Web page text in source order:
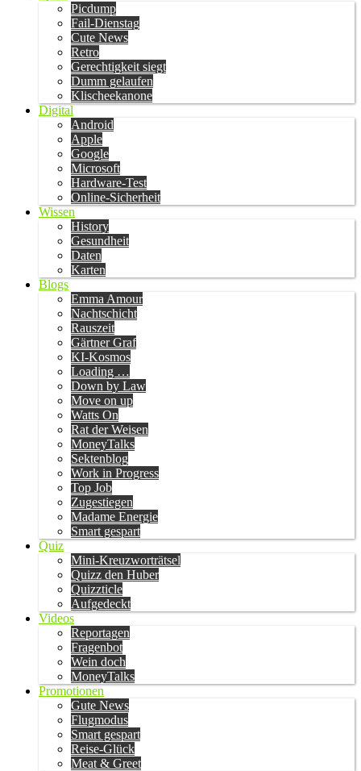
Picdump
Fail-Dienstag
Cute News
Retro
Gerechtigkeit siegt
Dumm gelaufen
Klischeekanone
Digital
Android
Apple
Google
Microsoft
Hardware-Test
Online-Sicherheit
Wissen
History
Gesundheit
Daten
Karten
Blogs
Emma Amour
Nachtschicht
Rauszeit
Gärtner Graf
KI-Kosmos
Loading …
Down by Law
Move on up
Watts On
Rat der Weisen
MoneyTalks
Sektenblog
Work in Progress
Top Job
Zugestiegen
Madame Energie
Smart gespart
Quiz
Mini-Kreuzworträtsel
Quizz den Huber
Quizzticle
Aufgedeckt
Videos
Reportagen
Fragenbot
Wein doch
MoneyTalks
Promotionen
Gute News
Flugmodus
Smart gespart
Reise-Glück
Meat & Greet